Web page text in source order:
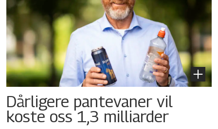
Dårligere pantevaner vil
koste oss 1,3 milliarder